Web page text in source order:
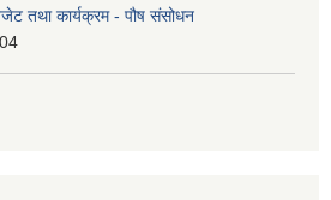
तथा कार्यक्रम - पौष संसोधन